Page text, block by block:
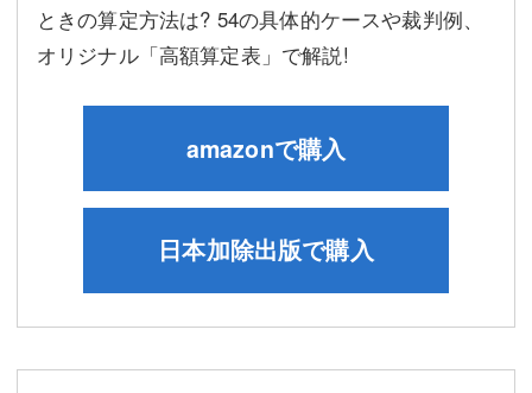
ときの算定方法は? 54の具体的ケースや裁判例、
オリジナル「高額算定表」で解説!
日本加除出版で購入
amazonで購入